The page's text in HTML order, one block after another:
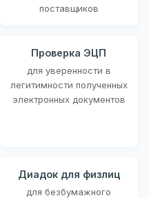
поставщиков
Проверка ЭЦП
для уверенности в
легитимности полученных
электронных документов
Диадок для физлиц
для безбумажного